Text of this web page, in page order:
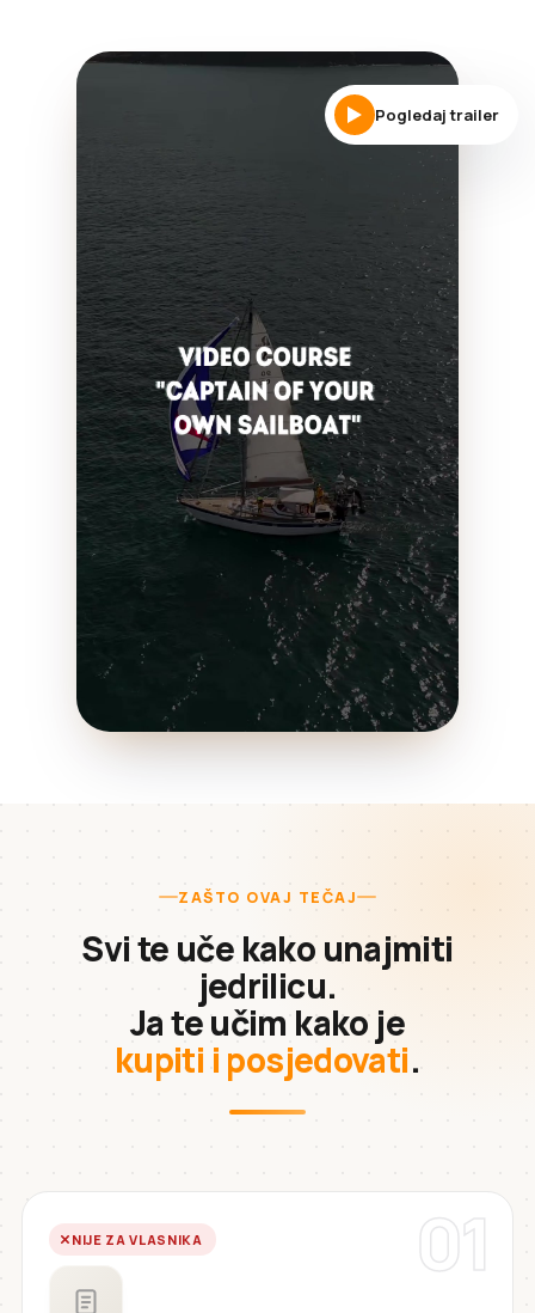
Pogledaj trailer
ZAŠTO OVAJ TEČAJ
Svi te uče kako unajmiti
jedrilicu.
Ja te učim kako je
kupiti i posjedovati.
01
NIJE ZA VLASNIKA